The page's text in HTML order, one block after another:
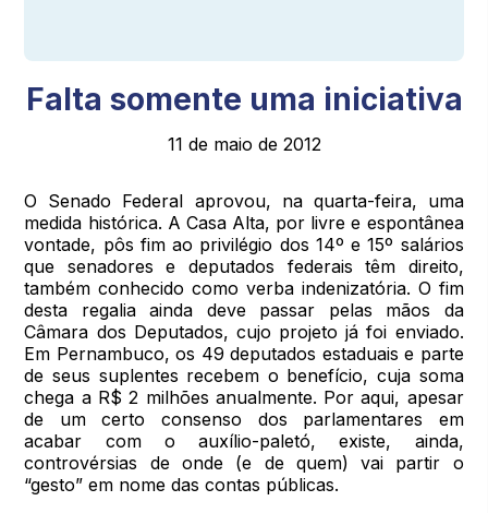
Falta somente uma iniciativa
11 de maio de 2012
O Senado Federal aprovou, na quarta-feira, uma
medida histórica. A Casa Alta, por livre e espontânea
vontade, pôs fim ao privilégio dos 14º e 15º salários
que senadores e deputados federais têm direito,
também conhecido como verba indenizatória. O fim
desta regalia ainda deve passar pelas mãos da
Câmara dos Deputados, cujo projeto já foi enviado.
Em Pernambuco, os 49 deputados estaduais e parte
de seus suplentes recebem o benefício, cuja soma
chega a R$ 2 milhões anualmente. Por aqui, apesar
de um certo consenso dos parlamentares em
acabar com o auxílio-paletó, existe, ainda,
controvérsias de onde (e de quem) vai partir o
“gesto” em nome das contas públicas.